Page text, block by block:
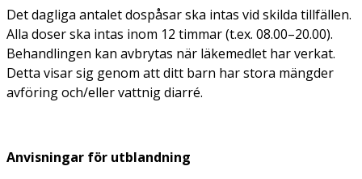
Det dagliga antalet dospåsar ska intas vid skilda tillfällen.
Alla doser ska intas inom 12 timmar (t.ex. 08.00–20.00).
Behandlingen kan avbrytas när läkemedlet har verkat.
Detta visar sig genom att ditt barn har stora mängder
avföring och/eller vattnig diarré.
Anvisningar för utblandning